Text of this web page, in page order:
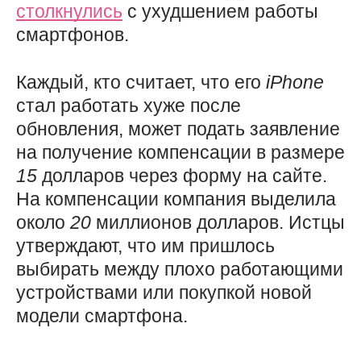
столкнулись с ухудшением работы
смартфонов.
Каждый, кто считает, что его iPhone
стал работать хуже после
обновления, может подать заявление
на получение компенсации в размере
15 долларов через форму на сайте.
На компенсации компания выделила
около 20 миллионов долларов. Истцы
утверждают, что им пришлось
выбирать между плохо работающими
устройствами или покупкой новой
модели смартфона.